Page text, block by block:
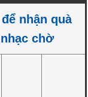
nhận quà
chờ